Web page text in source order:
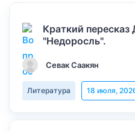
Краткий
"Недоросль".
Севак Саакян
Литература 18 июля,